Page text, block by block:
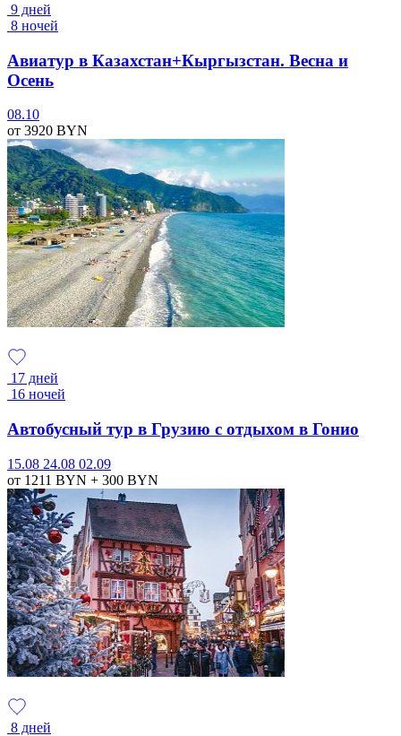
9 дней
8 ночей
Авиатур в Казахстан+Кыргызстан. Весна и
Осень
08.10
от 3920 BYN
17 дней
16 ночей
Автобусный тур в Грузию с отдыхом в Гонио
15.08 24.08 02.09
от 1211 BYN + 300 BYN
8 дней